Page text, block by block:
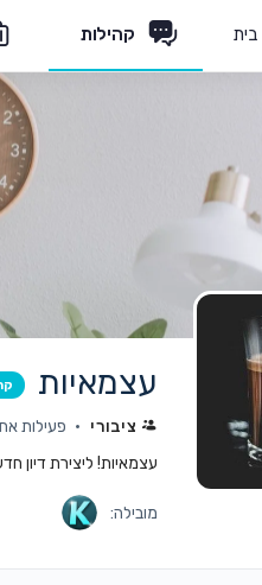
בית קהילות
עצמאיות
ציבורי
פעילות
עצמאיות! ליצירת דיון
מובילה: